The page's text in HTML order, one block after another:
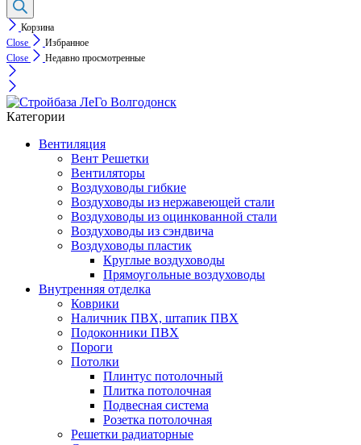
Корзина
Close
Избранное
Close
Недавно просмотренные
Категории
Вентиляция
Вент Решетки
Вентиляторы
Воздуховоды гибкие
Воздуховоды из нержавеющей стали
Воздуховоды из оцинкованной стали
Воздуховоды из сэндвича
Воздуховоды пластик
Круглые воздуховоды
Прямоугольные воздуховоды
Внутренняя отделка
Коврики
Наличник ПВХ, штапик ПВХ
Подоконники ПВХ
Пороги
Потолки
Плинтус потолочный
Плитка потолочная
Подвесная система
Розетка потолочная
Решетки радиаторные